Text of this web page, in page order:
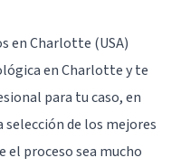
en Charlotte (USA)
en Charlotte y te
para tu caso, en
de los mejores
el proceso sea mucho